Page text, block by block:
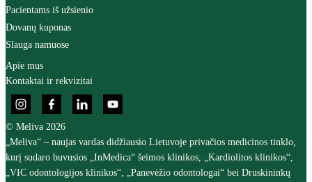
Pacientams iš užsienio
Dovanų kuponas
Slauga namuose
Apie mus
Kontaktai ir rekvizitai
© Meliva 2026
„Meliva“ – naujas vardas didžiausio Lietuvoje privačios medicinos tinklo,
kurį sudaro buvusios „InMedica“ šeimos klinikos, „Kardiolitos klinikos“,
„VIC odontologijos klinikos“, „Panevėžio odontologai“ bei Druskininkų